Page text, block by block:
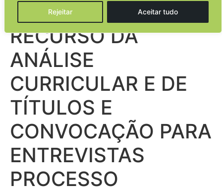
Rejeitar Aceitar tudo
– RESULTADO PÓS
RECURSO DA
ANÁLISE
CURRICULAR E DE
TÍTULOS E
CONVOCAÇÃO PARA
ENTREVISTAS
PROCESSO